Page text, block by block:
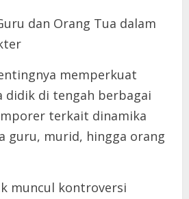
dan Orang Tua dalam
memperkuat
didik di tengah berbagai
terkait dinamika
guru, murid, hingga orang
muncul kontroversi